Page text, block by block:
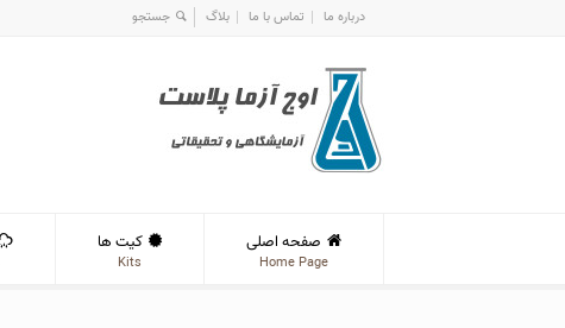
درباره ما تماس با ما بلاگ
صفحه اصلی
Home Page
کیت ها
Kits